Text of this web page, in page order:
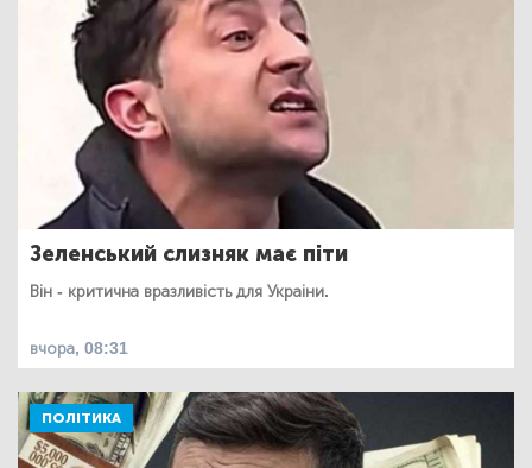
Зеленський слизняк має піти
Він - критична вразливість для Украіни.
вчора, 08:31
ПОЛІТИКА